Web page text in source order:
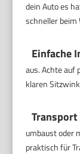
dein Auto es
schneller beim
Einfache
aus. Achte auf
klaren
umbaust oder
praktisch für